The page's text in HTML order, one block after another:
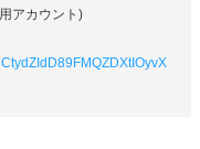
アカウント)